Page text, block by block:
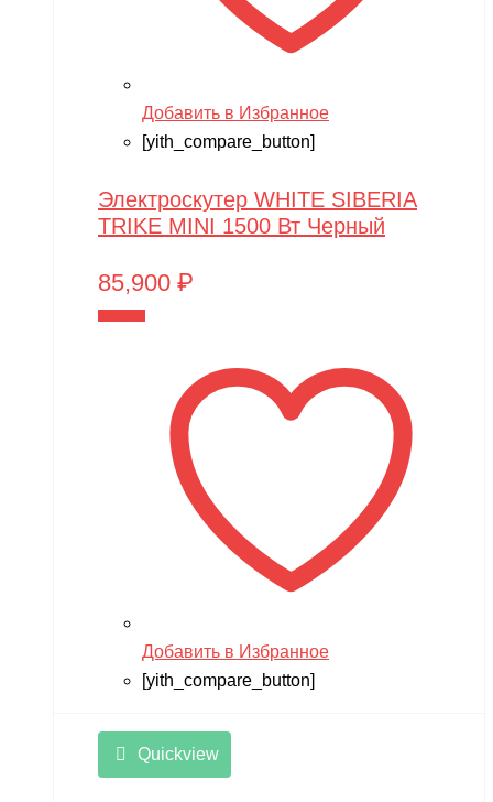
Добавить в Избранное
[yith_compare_button]
Электроскутер WHITE SIBERIA
TRIKE MINI 1500 Вт Черный
85,900 ₽
Добавить в Избранное
[yith_compare_button]
Quickview